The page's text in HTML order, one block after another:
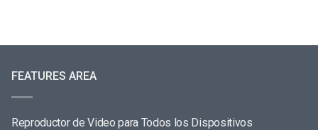
FEATURES AREA
Reproductor de Video para Todos los Dispositivos